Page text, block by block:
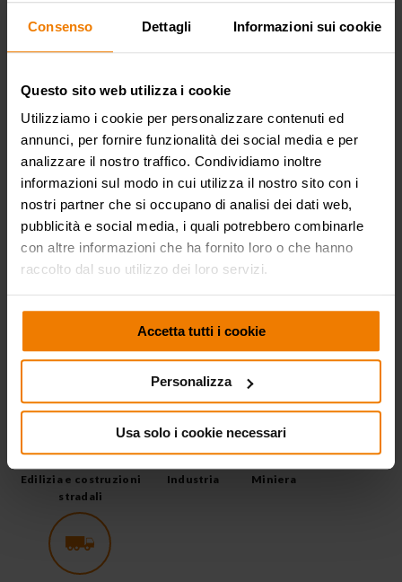
Consenso Dettagli Informazioni sui cookie
Questo sito web utilizza i cookie
Utilizziamo i cookie per personalizzare contenuti ed
annunci, per fornire funzionalità dei social media e per
analizzare il nostro traffico. Condividiamo inoltre
informazioni sul modo in cui utilizza il nostro sito con i
nostri partner che si occupano di analisi dei dati web,
pubblicità e social media, i quali potrebbero combinarle
con altre informazioni che ha fornito loro o che hanno
raccolto dal suo utilizzo dei loro servizi.
Accetta tutti i cookie
Personalizza
Usa solo i cookie necessari
Automotive Cleaning
Edilizia e costruzioni
stradali
Industria Miniera